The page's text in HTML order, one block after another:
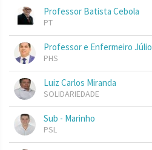
Professor Batista Cebola
PT
Professor e Enfermeiro Júlio
PHS
Luiz Carlos Miranda
SOLIDARIEDADE
Sub - Marinho
PSL